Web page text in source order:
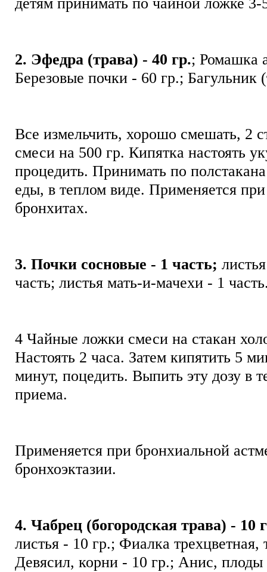
2. Эфедра (трава) - 40 гр.; Ромашка
Березовые почки - 60 гр.;
Все измельчить, хорошо смешать, 2
смеси на 500 гр. Кипятка настоять
процедить. Принимать по
еды, в теплом виде. Применяется
бронхитах.
3. Почки сосновые - 1 часть;
часть; листья мать-и-мачехи - 1
4 Чайные ложки смеси на стакан
Настоять 2 часа. Затем кипятить 5
минут, поцедить. Выпить эту дозу в
приема.
Применяется при бронхиальной
бронхоэктазии.
4. Чабрец (богородская трава) - 10
листья - 10 гр.; Фиалка трехцветная,
Девясил, корни - 10 гр.; Анис,